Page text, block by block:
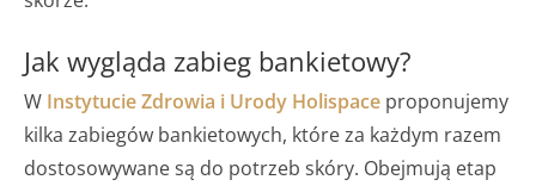
Jak wygląda zabieg bankietowy?
W Instytucie Zdrowia i Urody Holispace proponujemy
kilka zabiegów bankietowych, które za każdym razem
dostosowywane są do potrzeb skóry. Obejmują etap